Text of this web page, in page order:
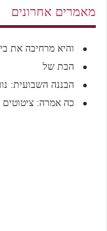
מאמרים אחרונים
והיא מרחיבה את
הבת של
הבננה השבועית:
כה אמרה: